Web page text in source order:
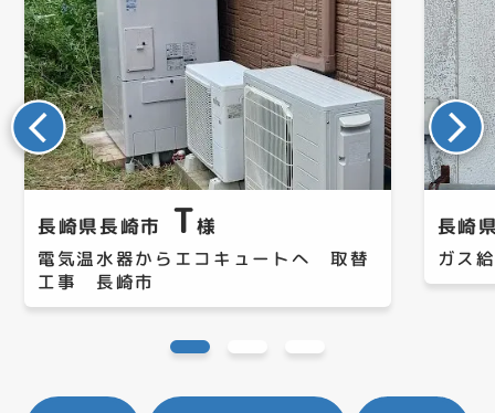
長崎県長崎市 T様
電気温水器からエコキュートへ 取替
工事 長崎市
長崎
ガス